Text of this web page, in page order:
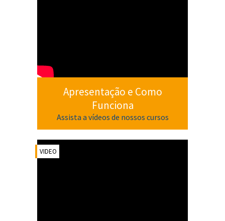
Apresentação e Como
Funciona
Assista a vídeos de nossos cursos
VIDEO